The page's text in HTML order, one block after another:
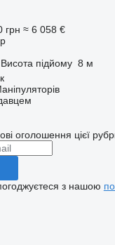
грн ≈ 6 058 €
Висота підйому 8 м
оголошення цієї
з нашою